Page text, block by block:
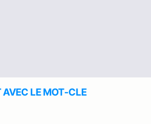
AVEC LE MOT-CLE